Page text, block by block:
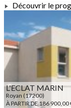
À PARTIR DE
Découvrir le
L'ECLAT MARIN
Royan (17200)
À PARTIR DE 186 900,00